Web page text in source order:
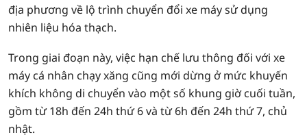
địa phương về lộ trình chuyển đổi xe máy sử dụng
nhiên liệu hóa thạch.
Trong giai đoạn này, việc hạn chế lưu thông đối với xe
máy cá nhân chạy xăng cũng mới dừng ở mức khuyến
khích không di chuyển vào một số khung giờ cuối tuần,
gồm từ 18h đến 24h thứ 6 và từ 6h đến 24h thứ 7, chủ
nhật.